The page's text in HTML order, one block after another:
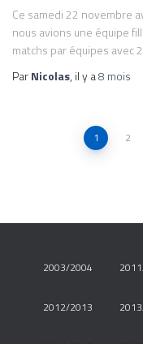
Ce samedi 22 novembre
nous avions une équipe
matchs par équipes avec
ParNicolas, il y a8 mois
Navigation
articles
1 2
2003/2004
2012/2013